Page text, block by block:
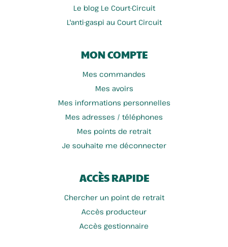
Le blog Le Court-Circuit
L'anti-gaspi au Court Circuit
MON COMPTE
Mes commandes
Mes avoirs
Mes informations personnelles
Mes adresses / téléphones
Mes points de retrait
Je souhaite me déconnecter
ACCÈS RAPIDE
Chercher un point de retrait
Accès producteur
Accès gestionnaire